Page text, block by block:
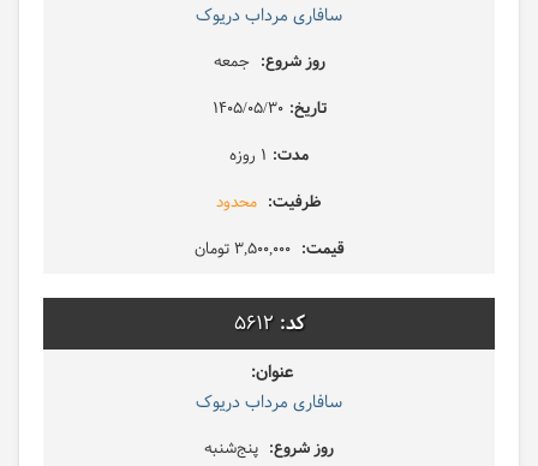
سافاری مرداب دریوک
جمعه
1405/05/30
1 روزه
محدود
3,500,000 تومان
5612
سافاری مرداب دریوک
پنج‌شنبه